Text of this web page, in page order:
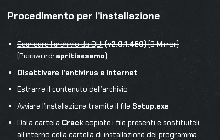
Procedimento per l’installazione
Scaricare l’archivio da QUI (v2.9.1.460) [3 Mirror]
(Password:apritisesamo)
Disattivare l’antivirus e internet
Estrarre il contenuto dell’archivio
Avviare l’installazione tramite il file Setup.exe
Dalla cartella Crack copiate i file presenti e sostituiteli
all’interno della cartella di installazione del programma